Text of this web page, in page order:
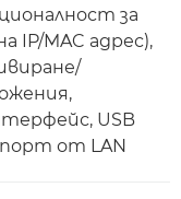
за
IP/MAC адрес),
USB
порт от LAN